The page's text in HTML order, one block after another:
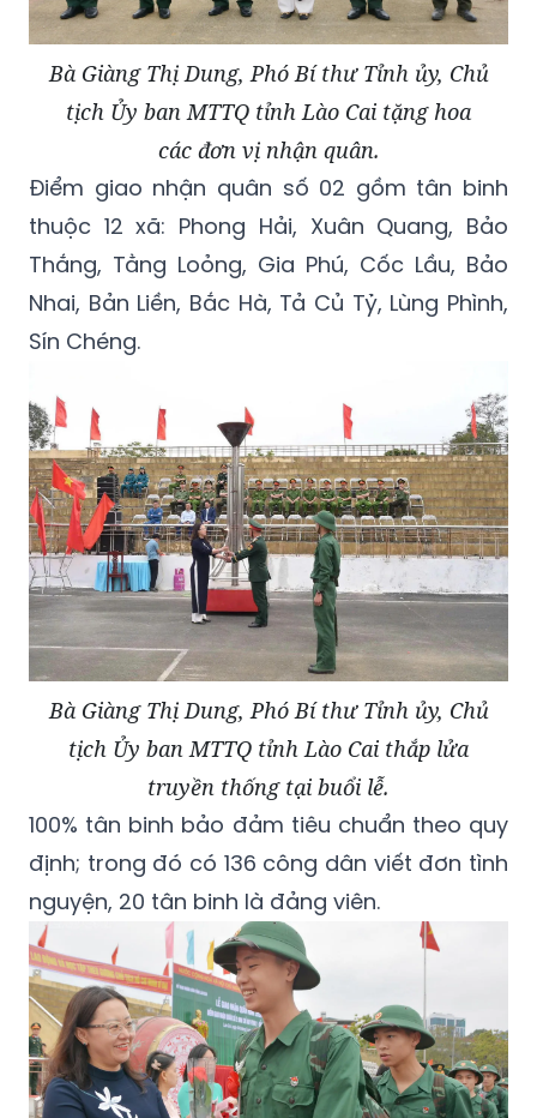
Bà Giàng Thị Dung, Phó Bí thư Tỉnh ủy, Chủ
tịch Ủy ban MTTQ tỉnh Lào Cai tặng hoa
các đơn vị nhận quân.
Điểm giao nhận quân số 02 gồm tân binh
thuộc 12 xã: Phong Hải, Xuân Quang, Bảo
Thắng, Tằng Loỏng, Gia Phú, Cốc Lầu, Bảo
Nhai, Bản Liền, Bắc Hà, Tả Củ Tỷ, Lùng Phình,
Sín Chéng.
Bà Giàng Thị Dung, Phó Bí thư Tỉnh ủy, Chủ
tịch Ủy ban MTTQ tỉnh Lào Cai thắp lửa
truyền thống tại buổi lễ.
100% tân binh bảo đảm tiêu chuẩn theo quy
định; trong đó có 136 công dân viết đơn tình
nguyện, 20 tân binh là đảng viên.